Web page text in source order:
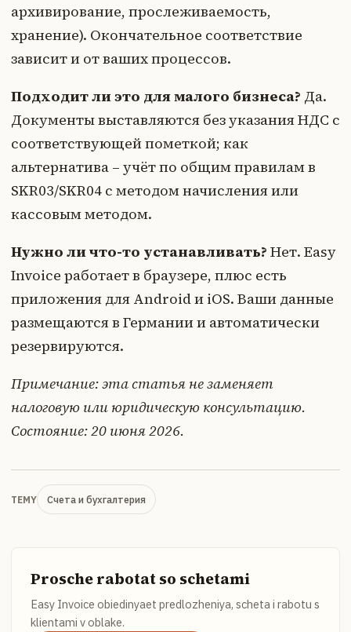
архивирование, прослеживаемость,
хранение). Окончательное соответствие
зависит и от ваших процессов.
Подходит ли это для малого бизнеса? Да.
Документы выставляются без указания НДС с
соответствующей пометкой; как
альтернатива – учёт по общим правилам в
SKR03/SKR04 с методом начисления или
кассовым методом.
Нужно ли что-то устанавливать? Нет. Easy
Invoice работает в браузере, плюс есть
приложения для Android и iOS. Ваши данные
размещаются в Германии и автоматически
резервируются.
Примечание: эта статья не заменяет
налоговую или юридическую консультацию.
Состояние: 20 июня 2026.
TEMY Счета и бухгалтерия
Prosche rabotat so schetami
Easy Invoice obiedinyaet predlozheniya, scheta i rabotu s
klientami v oblake.